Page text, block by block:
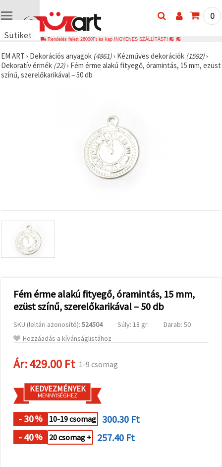
Sütiket
🍪 Cookie-
kat és
hasonló
a
valamint
relevánsabb
tartalmat
hirdetéseket
analitikai és
marketingpartnereink
segítségével
Az "Összes
elfogadása"
gombra
elfogadhatja
az összes
Beállításokban
megadhatja
preferenciáit
az adott
típusú sütik
kiválasztásával
"Mentés"
0
Rendelés felett 26000Ft és kap INGYENES SZÁLLÍTÁST!
EM ART › Dekorációs anyagok (4861)› Kézműves dekorációk (1592)›
Dekoratív érmék (22)› Fém érme alakú fityegő, óramintás, 15 mm, ezüst
színű, szerelőkarikával – 50 db
Fém érme alakú fityegő, óramintás, 15 mm,
ezüst színű, szerelőkarikával – 50 db
SKU (leltári azonosító): 524504 Súly: 18 gr.
Darab: 50
Hozzáadás a kívánságlistához
Ár:429.00 Ft 1-9 csomag
KEDVEZMÉNYEK
MENNYISÉGHEZ
- 30% 10-19 csomag
300.30 Ft
- 40% 20 csomag + 257.40 Ft